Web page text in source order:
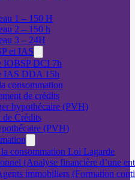
1 – 150 H
2 – 150 h
3 – 24H
et IAS
IOBSP DCI 7h
IAS DDA 15h
consommation
de crédits
hypothécaire (PVH)
de Crédits
(PVH)
consommation Loi Lagarde
(Analyse financière d’une
immobiliers (Formation